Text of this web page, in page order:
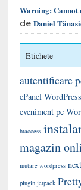
Warning: Cannot
deDaniel
Etichete
autentificare
cPanel WordPress
eveniment pe
htaccess
magazin
mutare wordpress
plugin jetpack